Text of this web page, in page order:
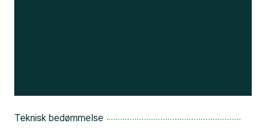
Teknisk bedømmelse